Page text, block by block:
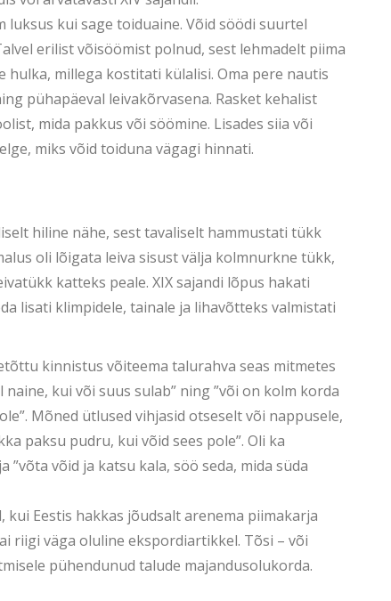
luksus kui sage toiduaine. Võid söödi suurtel
erilist võisöömist polnud, sest lehmadelt piima
hulka, millega kostitati külalisi. Oma pere nautis
pühapäeval leivakõrvasena. Rasket kehalist
mida pakkus või söömine. Lisades siia või
miks võid toiduna vägagi hinnati.
hiline nähe, sest tavaliselt hammustati tükk
oli lõigata leiva sisust välja kolmnurkne tükk,
katteks peale. XIX sajandi lõpus hakati
lisati klimpidele, tainale ja lihavõtteks valmistati
kinnistus võiteema talurahva seas mitmetes
kui või suus sulab” ning ”või on kolm korda
Mõned ütlused vihjasid otseselt või nappusele,
paksu pudru, kui võid sees pole”. Oli ka
võid ja katsu kala, söö seda, mida süda
Eestis hakkas jõudsalt arenema piimakarja
riigi väga oluline ekspordiartikkel. Tõsi – või
pühendunud talude majandusolukorda.